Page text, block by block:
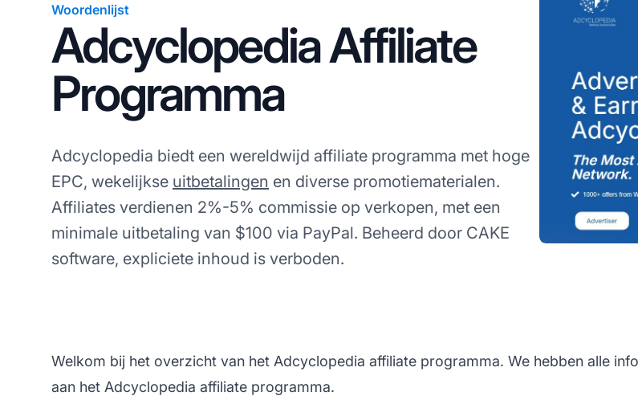
Woordenlijst
Adcyclopedia Affiliate
Programma
Adcyclopedia biedt een wereldwijd affiliate programma met hoge
EPC, wekelijkse uitbetalingen en diverse promotiematerialen.
Affiliates verdienen 2%-5% commissie op verkopen, met een
minimale uitbetaling van $100 via PayPal. Beheerd door CAKE
software, expliciete inhoud is verboden.
Welkom bij het overzicht van het Adcyclopedia affiliate programma. We hebben alle
aan het Adcyclopedia affiliate programma.